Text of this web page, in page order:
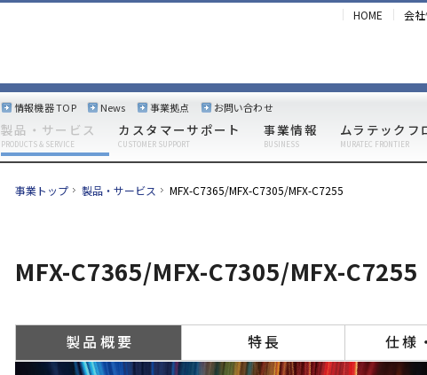
HOME 会
製品・サービス
PRODUCTS & SERVICE
カスタマーサポート
CUSTOMER SUPPORT
事業情報
BUSINESS
ムラテックフ
MURATEC FRONTIER
情報機器 TOP News 事業拠点 お問い合わせ
事業トップ 製品・サービス MFX-C7365/MFX-C7305/MFX-C7255
MFX-C7365/MFX-C7305/MFX-C7255
製品概要 特長 仕様